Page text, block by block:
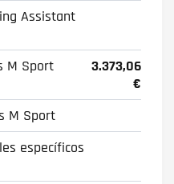
Assistant
M Sport
3.373,06
€
M Sport
específicos